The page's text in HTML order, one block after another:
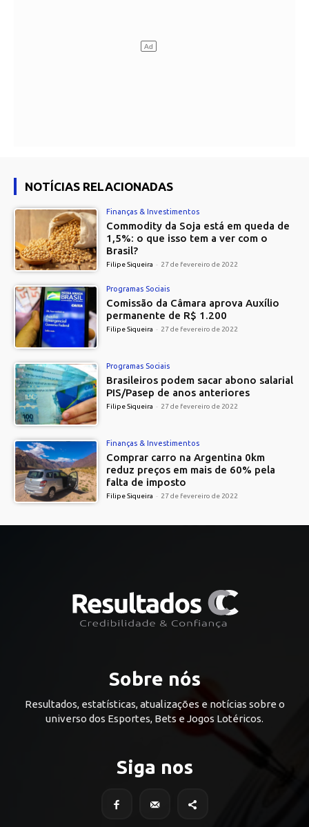
NOTÍCIAS RELACIONADAS
Finanças & Investimentos
Commodity da Soja está em queda de
1,5%: o que isso tem a ver com o
Brasil?
Filipe Siqueira - 27 de fevereiro de 2022
Programas Sociais
Comissão da Câmara aprova Auxílio
permanente de R$ 1.200
Filipe Siqueira - 27 de fevereiro de 2022
Programas Sociais
Brasileiros podem sacar abono salarial
PIS/Pasep de anos anteriores
Filipe Siqueira - 27 de fevereiro de 2022
Finanças & Investimentos
Comprar carro na Argentina 0km
reduz preços em mais de 60% pela
falta de imposto
Filipe Siqueira - 27 de fevereiro de 2022
Sobre nós
Resultados, estatísticas, atualizações e notícias sobre o
universo dos Esportes, Bets e Jogos Lotéricos.
Siga nos